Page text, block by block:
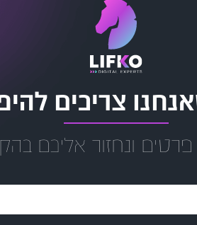
לנו
צריכים
ונחזור אליכם